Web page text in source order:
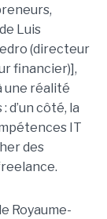
Luis
(directeur
financier)],
une réalité
d’un côté, la
IT
des
Royaume-